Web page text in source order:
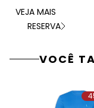
VEJA MAIS
RESERVA
VOCÊ